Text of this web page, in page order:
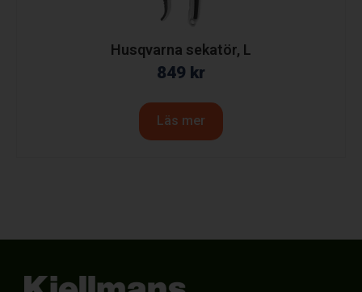
Husqvarna sekatör, L
849 kr
Läs mer